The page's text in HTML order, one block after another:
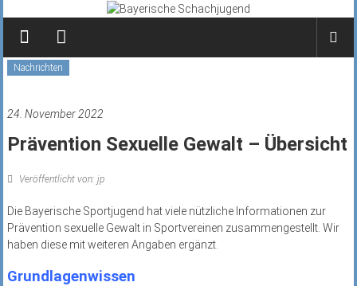
springen
Nachrichten
24. November 2022
Prävention Sexuelle Gewalt – Übersicht
Veröffentlicht von: jp
Die Bayerische Sportjugend hat viele nützliche Informationen zur
Prävention sexuelle Gewalt in Sportvereinen zusammengestellt. Wir
haben diese mit weiteren Angaben ergänzt.
Grundlagenwissen